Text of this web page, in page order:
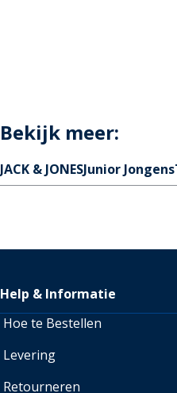
Bekijk meer:
JACK & JONESJunior Jongens
Help & Informatie
Hoe te Bestellen
Levering
Retourneren